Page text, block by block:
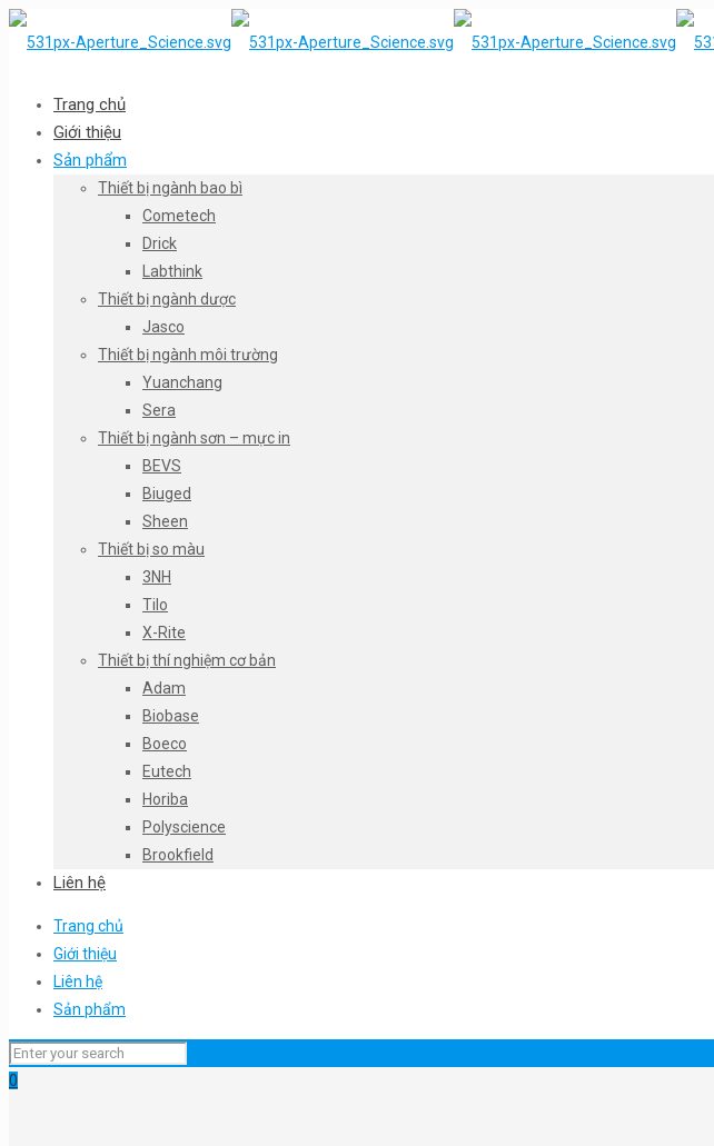
Trang chủ
Giới thiệu
Sản phẩm
Thiết bị ngành bao bì
Cometech
Drick
Labthink
Thiết bị ngành dược
Jasco
Thiết bị ngành môi trường
Yuanchang
Sera
Thiết bị ngành sơn – mực in
BEVS
Biuged
Sheen
Thiết bị so màu
3NH
Tilo
X-Rite
Thiết bị thí nghiệm cơ bản
Adam
Biobase
Boeco
Eutech
Horiba
Polyscience
Brookfield
Liên hệ
Trang chủ
Giới thiệu
Liên hệ
Sản phẩm
0